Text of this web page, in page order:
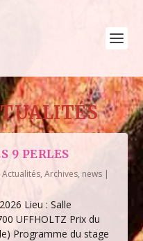
9 PERLES
Actualités,Archives, news |
Lieu : Salle
UFFHOLTZ Prix du
Programme du stage